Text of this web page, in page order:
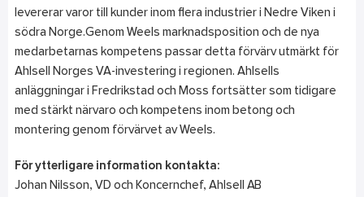
levererar varor till kunder inom flera industrier i Nedre Viken i
södra Norge.Genom Weels marknadsposition och de nya
medarbetarnas kompetens passar detta förvärv utmärkt för
Ahlsell Norges VA-investering i regionen. Ahlsells
anläggningar i Fredrikstad och Moss fortsätter som tidigare
med stärkt närvaro och kompetens inom betong och
montering genom förvärvet av Weels.
För ytterligare information kontakta:
Johan Nilsson, VD och Koncernchef, Ahlsell AB